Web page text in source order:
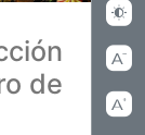
de